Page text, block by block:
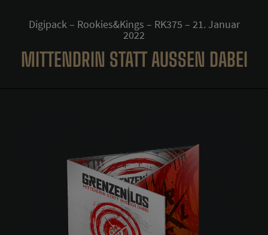
Digipack – Rookies&Kings – RK375 – 21. Januar
2022
MITTENDRIN STATT AUSSEN DABEI